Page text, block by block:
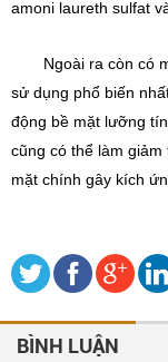
amoni laureth sulfat
Ngoài ra còn có
sử dụng phổ biến
động bề mặt lưỡng
cũng có thể làm
mặt chính gây kích
BÌNH LUẬN